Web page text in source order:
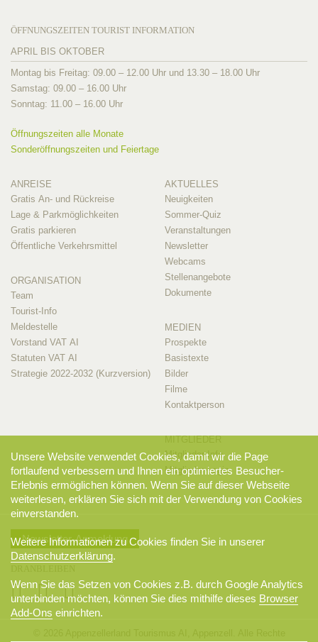
ÖFFNUNGSZEITEN TOURIST INFORMATION
APRIL BIS OKTOBER
Montag bis Freitag: 09.00 – 12.00 Uhr und 13.30 – 18.00 Uhr
Samstag: 09.00 – 16.00 Uhr
Sonntag: 11.00 – 16.00 Uhr
Öffnungszeiten alle Monate
Sonderöffnungszeiten und Feiertage
ANREISE
Gratis An- und Rückreise
Lage & Parkmöglichkeiten
Gratis parkieren
Öffentliche Verkehrsmittel
ORGANISATION
Team
Tourist-Info
Meldestelle
Vorstand VAT AI
Statuten VAT AI
Strategie 2022-2032 (Kurzversion)
AKTUELLES
Neuigkeiten
Sommer-Quiz
Veranstaltungen
Newsletter
Webcams
Stellenangebote
Dokumente
MEDIEN
Prospekte
Basistexte
Bilder
Filme
Kontaktperson
MITGLIEDER
Mitglieder-Info
Mitglieder-Login
Newsletter-Anmeldung
Unsere Website verwendet Cookies, damit wir die Page
fortlaufend verbessern und Ihnen ein optimiertes Besucher-
Erlebnis ermöglichen können. Wenn Sie auf dieser Webseite
weiterlesen, erklären Sie sich mit der Verwendung von Cookies
einverstanden.
Weitere Informationen zu Cookies finden Sie in unserer
Datenschutzerklärung.
Wenn Sie das Setzen von Cookies z.B. durch Google Analytics
unterbinden möchten, können Sie dies mithilfe dieses Browser
Add-Ons einrichten.